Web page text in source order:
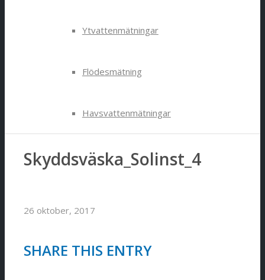
Ytvattenmätningar
Flödesmätning
Havsvattenmätningar
Uthyrning
Skyddsväska_Solinst_4
26 oktober, 2017
SHARE THIS ENTRY